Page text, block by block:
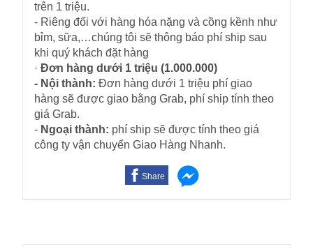
trên 1 triệu.
- Riêng đối với hàng hóa nặng và cồng kềnh như
bỉm, sữa,…chúng tôi sẽ thông báo phí ship sau
khi quý khách đặt hàng
· Đơn hàng dưới 1 triệu (1.000.000)
- Nội thành: Đơn hàng dưới 1 triệu phí giao
hàng sẽ được giao bằng Grab, phí ship tính theo
giá Grab.
- Ngoại thành: phí ship sẽ được tính theo giá
công ty vận chuyển Giao Hàng Nhanh.
Share